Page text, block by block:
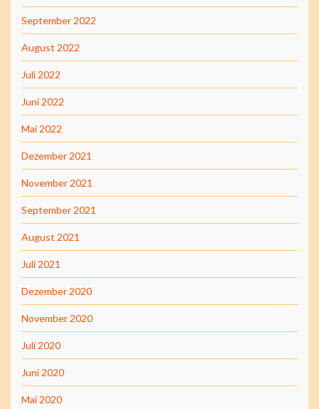
September 2022
August 2022
Juli 2022
Juni 2022
Mai 2022
Dezember 2021
November 2021
September 2021
August 2021
Juli 2021
Dezember 2020
November 2020
Juli 2020
Juni 2020
Mai 2020